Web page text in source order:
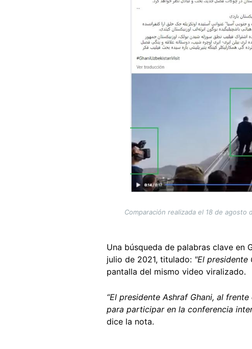
Comparación realizada el 18 de
Una búsqueda de palabras clave en
julio de 2021, titulado: "El presidente
pantalla del mismo video viralizado.
“El presidente Ashraf Ghani, al
para participar en la conferencia
dice la nota.